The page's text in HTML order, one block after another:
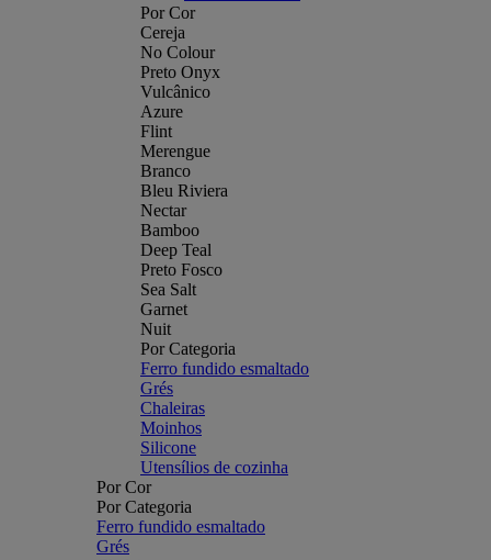
Por Cor
Cereja
No Colour
Preto Onyx
Vulcânico
Azure
Flint
Merengue
Branco
Bleu Riviera
Nectar
Bamboo
Deep Teal
Preto Fosco
Sea Salt
Garnet
Nuit
Por Categoria
Ferro fundido esmaltado
Grés
Chaleiras
Moinhos
Silicone
Utensílios de cozinha
Por Cor
Por Categoria
Ferro fundido esmaltado
Grés